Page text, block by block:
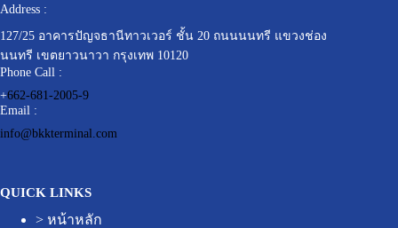
Address :
127/25 อาคารปัญจธานีทาวเวอร์ ชั้น 20 ถนนนนทรี แขวงช่อง
นนทรี เขตยาวนาวา กรุงเทพ 10120
Phone Call :
+662-681-2005-9
Email :
info@bkkterminal.com
QUICK LINKS
> หน้าหลัก